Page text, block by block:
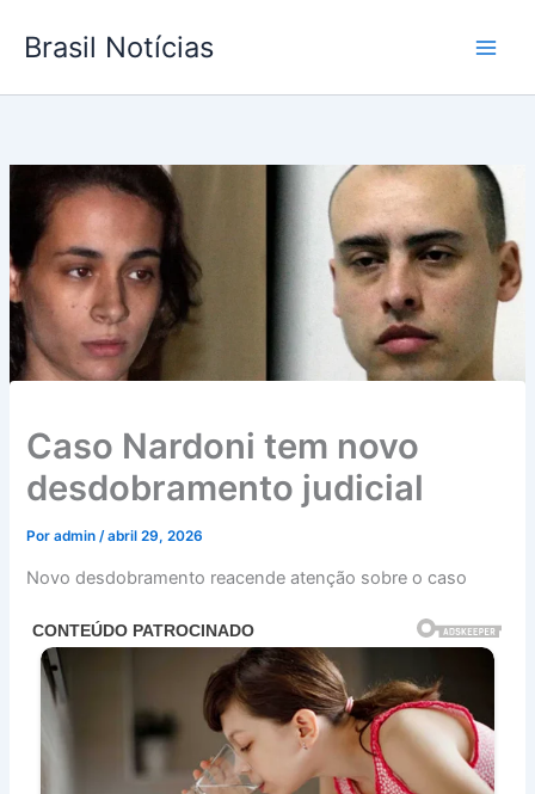
para
conteúdo
Brasil Notícias
Caso Nardoni tem novo
desdobramento judicial
Poradmin /abril 29, 2026
Novo desdobramento reacende atenção sobre o caso